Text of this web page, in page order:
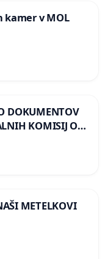
kamer v MOL
DOKUMENTOV
KOMISIJ O
METELKOVI